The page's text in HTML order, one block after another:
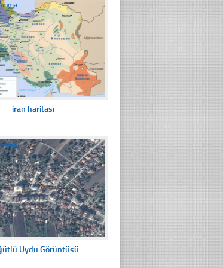
iran haritası
Uydu Görüntüsü